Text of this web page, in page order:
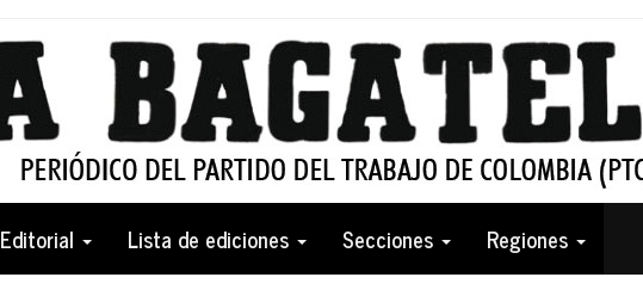
Editorial Lista de ediciones Secciones Regiones